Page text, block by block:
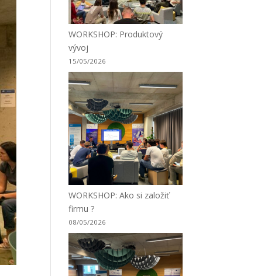
WORKSHOP: Produktový
vývoj
15/05/2026
WORKSHOP: Ako si založiť
firmu ?
08/05/2026